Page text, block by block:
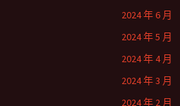
2024 年 6 月
2024 年 5 月
2024 年 4 月
2024 年 3 月
2024 年 2 月